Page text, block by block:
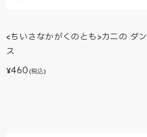
<ちいさなかがくのとも>カニの ダン
ス
¥460 (税込)